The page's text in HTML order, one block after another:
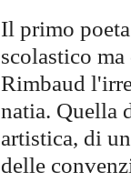
Il primo
scolastico
Rimbaud
natia. Quella
artistica, di
delle